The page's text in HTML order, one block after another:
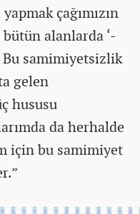
çağımızın
alanlarda ‘-
Bu samimiyetsizlik
gelen
hususu
da herhalde
için bu samimiyet